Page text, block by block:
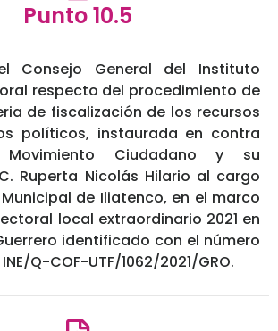
Punto 10.5
Consejo General del Instituto
respecto del procedimiento de
de fiscalización de los recursos
políticos, instaurada en contra
Ciudadano y su
Ruperta Nicolás Hilario al cargo
de Iliatenco, en el marco
local extraordinario 2021 en
identificado con el número
Q-COF-UTF/1062/2021/GRO.